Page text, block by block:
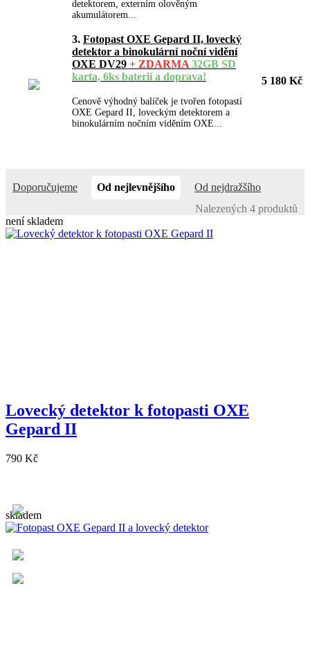
detektorem, externím olověným
akumulátorem...
3. Fotopast OXE Gepard II, lovecký
detektor a binokulární noční vidění
OXE DV29 + ZDARMA 32GB SD
karta, 6ks baterií a doprava!
Cenově výhodný balíček je tvořen fotopastí
OXE Gepard II, loveckým detektorem a
binokulárním nočním viděním OXE...
5 180 Kč
Doporučujeme Od nejlevnějšího
Od nejdražšího
Nalezených 4 produktů
není skladem
Lovecký detektor k fotopasti OXE
Gepard II
790 Kč
skladem